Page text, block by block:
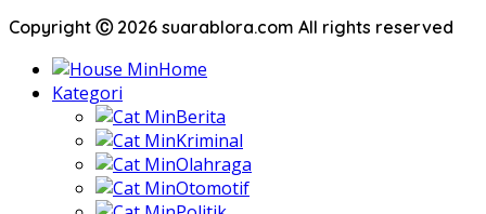
Copyright Ⓒ 2026 suarablora.com All rights reserved
Home
Kategori
Berita
Kriminal
Olahraga
Otomotif